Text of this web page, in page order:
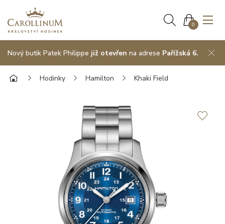
0
Nový butik Patek Philippe již otevřen na adrese Pařížská 6.
Hodinky Hamilton Khaki Field